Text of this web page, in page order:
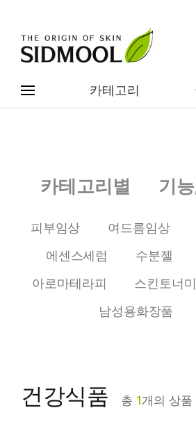
카테고리
카테고리별
성분별
베스트
이벤트
임상별
카테고리별 기
피부임상 여드름임상
에센스세럼
수분젤
아로마테라피
스킨토너
남성용화장품
건강식품 총 1개의 상품